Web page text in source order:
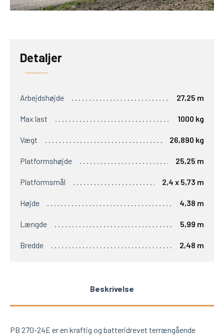
Detaljer
Arbejdshøjde 27,25 m
Max last 1000 kg
Vægt 26,890 kg
Platformshøjde 25,25 m
Platformsmål 2,4 x 5,73 m
Højde 4,38 m
Længde 5,99 m
Bredde 2,48 m
Beskrivelse
PB 270-24E er en kraftig og batteridrevet terrængående